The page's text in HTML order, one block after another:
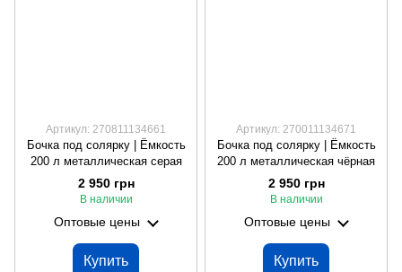
Артикул: 270811134661
Бочка под солярку | Ёмкость
200 л металлическая серая
2 950 грн
В наличии
Оптовые цены
Купить
Артикул: 270011134671
Бочка под солярку | Ёмкость
200 л металлическая чёрная
2 950 грн
В наличии
Оптовые цены
Купить